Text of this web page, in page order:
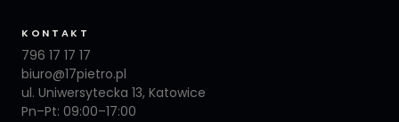
KONTAKT
796 17 17 17
biuro@17pietro.pl
ul. Uniwersytecka 13, Katowice
Pn–Pt: 09:00–17:00